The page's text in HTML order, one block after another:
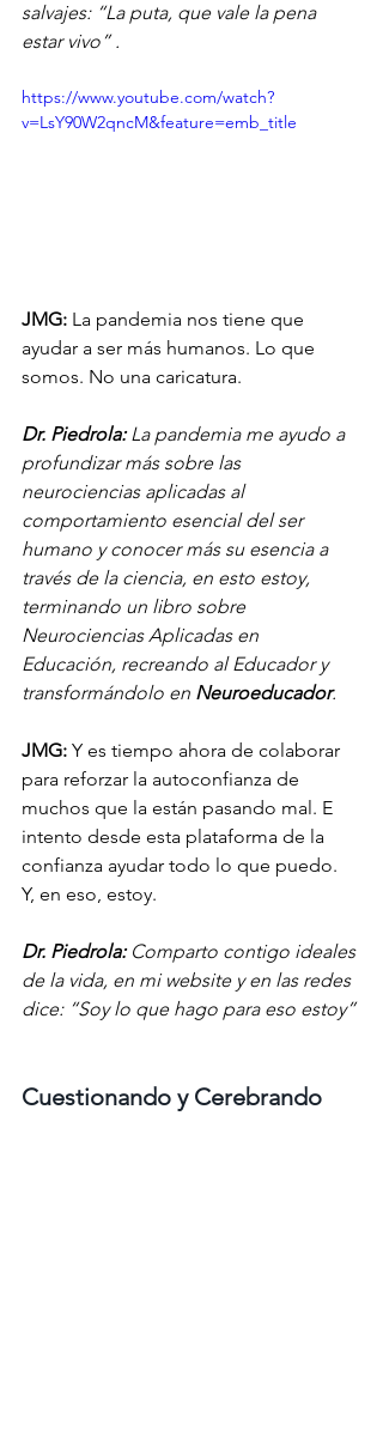
salvajes: “La puta, que vale la pena
estar vivo” .
https://www.youtube.com/watch?
v=LsY90W2qncM&feature=emb_title
JMG: La pandemia nos tiene que
ayudar a ser más humanos. Lo que
somos. No una caricatura.
Dr. Piedrola: La pandemia me ayudo a
profundizar más sobre las
neurociencias aplicadas al
comportamiento esencial del ser
humano y conocer más su esencia a
través de la ciencia, en esto estoy,
terminando un libro sobre
Neurociencias Aplicadas en
Educación, recreando al Educador y
transformándolo en Neuroeducador.
JMG: Y es tiempo ahora de colaborar
para reforzar la autoconfianza de
muchos que la están pasando mal. E
intento desde esta plataforma de la
confianza ayudar todo lo que puedo.
Y, en eso, estoy.
Dr. Piedrola: Comparto contigo ideales
de la vida, en mi website y en las redes
dice: “Soy lo que hago para eso estoy”
Cuestionando y Cerebrando